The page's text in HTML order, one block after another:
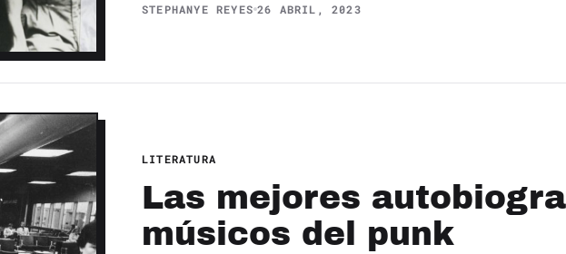
STEPHANYE REYES 26 ABRIL, 2023
LITERATURA
Las mejores
músicos del punk